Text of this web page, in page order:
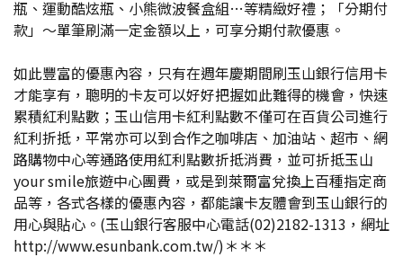
瓶、運動酷炫瓶、小熊微波餐盒組…等精緻好禮；「分期付
款」～單筆刷滿一定金額以上，可享分期付款優惠。
如此豐富的優惠內容，只有在週年慶期間刷玉山銀行信用卡
才能享有，聰明的卡友可以好好把握如此難得的機會，快速
累積紅利點數；玉山信用卡紅利點數不僅可在百貨公司進行
紅利折抵，平常亦可以到合作之咖啡店、加油站、超市、網
路購物中心等通路使用紅利點數折抵消費，並可折抵玉山
your smile旅遊中心團費，或是到萊爾富兌換上百種指定商
品等，各式各樣的優惠內容，都能讓卡友體會到玉山銀行的
用心與貼心。(玉山銀行客服中心電話(02)2182-1313，網址
http://www.esunbank.com.tw/)＊＊＊